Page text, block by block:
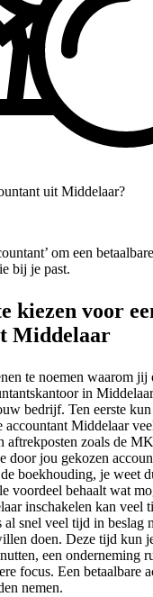
uit Middelaar?
om een
bij je past.
kiezen voor
Middelaar
te noemen waarom jij
in
bedrijf. Ten eerste
accountant Middelaar
aftrekposten zoals de
door jou gekozen
boekhouding, je weet
voordeel behaalt wat
inschakelen kan veel
snel veel tijd in beslag
doen. Deze tijd kun
een onderneming
focus. Een betaalbare
nemen.